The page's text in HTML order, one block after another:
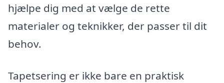
hjælpe dig med at vælge de rette
materialer og teknikker, der passer til dit
behov.
Tapetsering er ikke bare en praktisk